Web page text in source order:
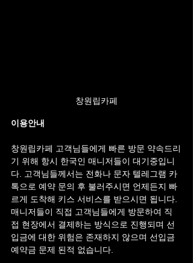
창원립카페
이용안내
창원립카페 고객님들에게 빠른 방문 약속드리
기 위해 항시 한국인 매니저들이 대기중입니
다. 고객님들께서는 전화나 문자 텔레그램 카
톡으로 예약 문의 후 불러주시면 언제든지 빠
르게 도착해 키스 서비스를 받으시면 됩니다.
매니저들이 직접 고객님들에게 방문하여 직
접 현장에서 결제하는 방식으로 진행되며 선
입금에 대한 위험은 존재하지 않으며 선입금
예약금 문제 된적 없습니다.